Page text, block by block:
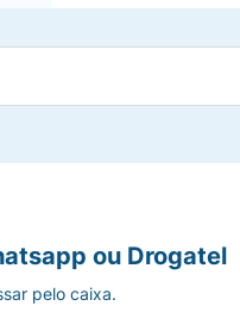
ou Drogatel
pelo caixa.